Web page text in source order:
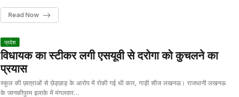
Read Now
प्रदेश
विधायक का स्टीकर लगी एसयूवी से दरोगा को कुचलने का
प्रयास
स्कूल की छात्राओं से छेड़छाड़ के आरोप में रोकी गई थी कार, गाड़ी सीज लखनऊ। राजधानी लखनऊ
के जानकीपुरम इलाके में मंगलवार…